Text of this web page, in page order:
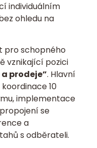
individuálním
ohledu na
pro schopného
vznikající pozici
prodeje”. Hlavní
10
implementace
se
a
s odběrateli.